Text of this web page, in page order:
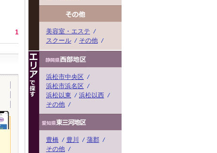
1
美容室・エステ
スクール
その他
浜松市中央区
浜松市浜名区
浜松以東
浜松以西
その他
豊橋 豊川
蒲郡
その他